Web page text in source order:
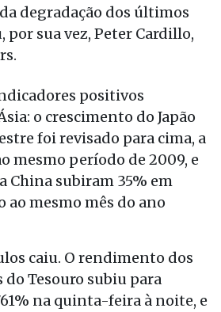
degradação dos últimos
por sua vez, Peter Cardillo,
positivos
o crescimento do Japão
foi revisado para cima, a
mesmo período de 2009, e
China subiram 35% em
ao mesmo mês do ano
caiu. O rendimento dos
do Tesouro subiu para
na quinta-feira à noite, e